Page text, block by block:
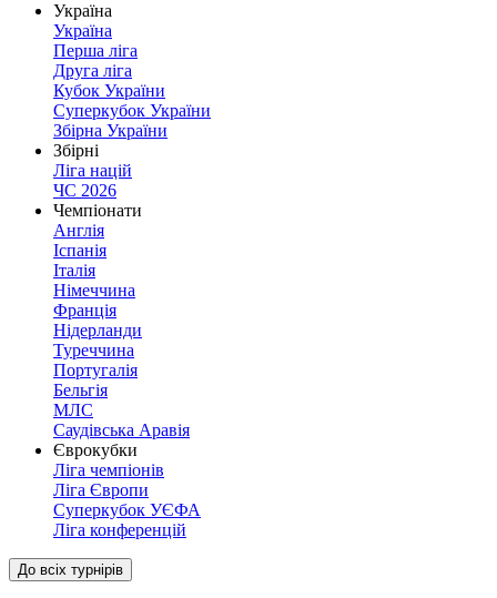
Україна
Україна
Перша ліга
Друга ліга
Кубок України
Суперкубок України
Збірна України
Збірні
Ліга націй
ЧС 2026
Чемпіонати
Англія
Іспанія
Італія
Німеччина
Франція
Нідерланди
Туреччина
Португалія
Бельгія
МЛС
Саудівська Аравія
Єврокубки
Ліга чемпіонів
Ліга Європи
Суперкубок УЄФА
Ліга конференцій
До всіх турнірів